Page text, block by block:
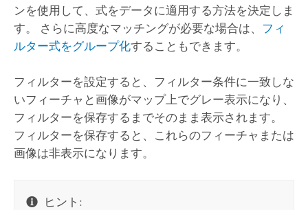
ンを使用して、式をデータに適用する方法を決定しま
す。 さらに高度なマッチングが必要な場合は、 フィ
ルター式をグループ化することもできます。
フィルターを設定すると、フィルター条件に一致しな
いフィーチャと画像がマップ上でグレー表示になり、
フィルターを保存するまでそのまま表示されます。
フィルターを保存すると、これらのフィーチャまたは
画像は非表示になります。
ヒント: